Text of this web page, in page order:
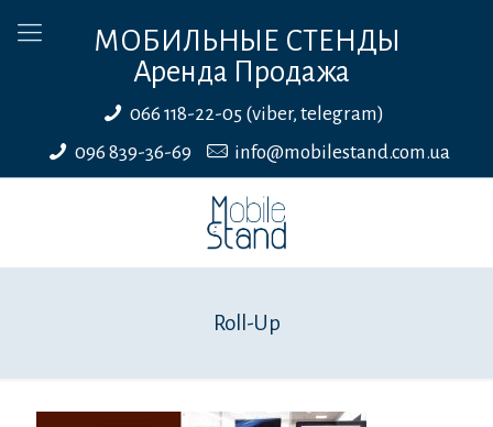
МОБИЛЬНЫЕ СТЕНДЫ
Аренда Продажа
066 118-22-05 (viber, telegram)
096 839-36-69
info@mobilestand.com.ua
Roll-Up